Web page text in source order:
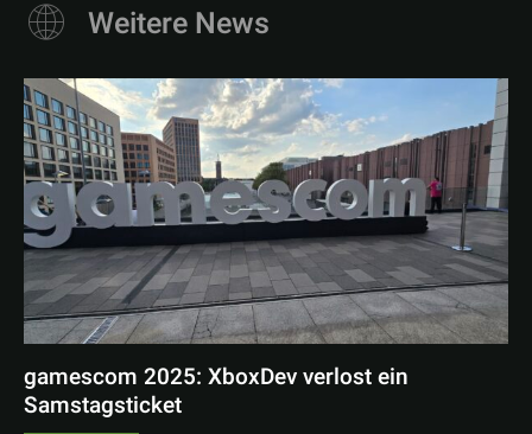
Weitere News
gamescom 2025: XboxDev verlost ein
Samstagsticket